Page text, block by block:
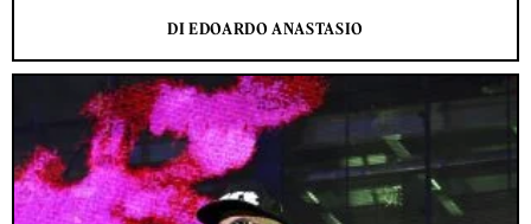
DI EDOARDO ANASTASIO